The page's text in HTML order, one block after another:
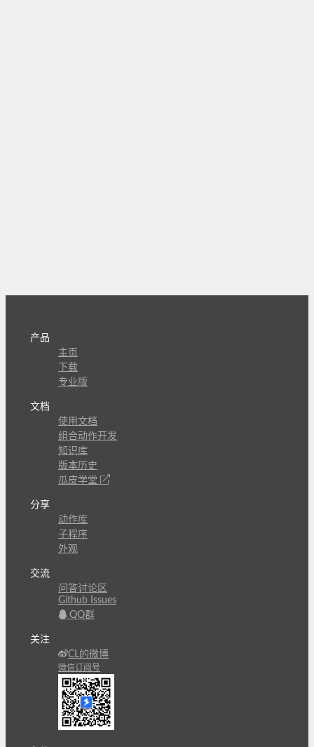
产品
主页
下载
专业版
文档
使用文档
组合动作开发
知识库
版本历史
瓜皮学堂
分享
动作库
子程序
外观
交流
问答讨论区
Github Issues
QQ群
关注
CL的微博
微信订阅号